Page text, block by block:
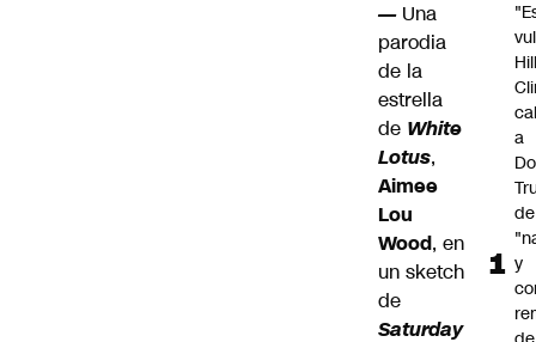
— Una
parodia
de la
estrella
de White
Lotus,
Aimee
Lou
Wood, en
un sketch
de
Saturday
a
de
y